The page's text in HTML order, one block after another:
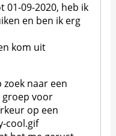
01-09-2020, heb ik
en ben ik erg
kom uit
naar een
groep voor
op een